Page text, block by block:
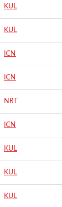
KUL
KUL
ICN
ICN
NRT
ICN
KUL
KUL
KUL